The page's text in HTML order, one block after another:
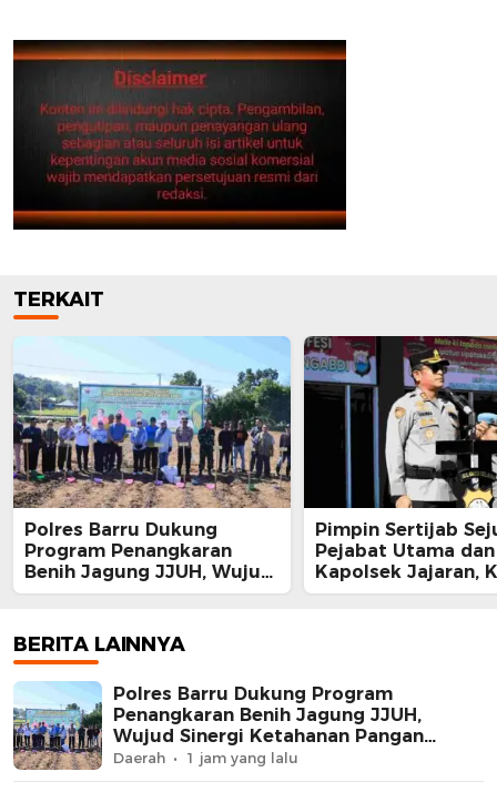
TERKAIT
Polres Barru Dukung
Program Penangkaran
Benih Jagung JJUH, Wujud
Sinergi Ketahanan Pangan
Pimpin Sertijab
Pejabat Utama dan
Kapolsek Jajaran,
Barru Harap
BERITA LAINNYA
Polres Barru Dukung Program
Penangkaran Benih Jagung JJUH,
Wujud Sinergi Ketahanan Pangan
Nasional
Daerah 1 jam yang lalu